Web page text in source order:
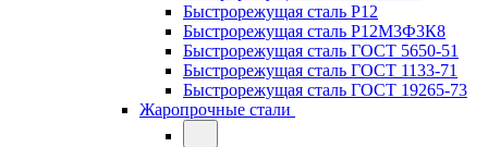
Быстрорежущая сталь Р12
Быстрорежущая сталь Р12М3Ф3К8
Быстрорежущая сталь ГОСТ 5650-51
Быстрорежущая сталь ГОСТ 1133-71
Быстрорежущая сталь ГОСТ 19265-73
Жаропрочные стали